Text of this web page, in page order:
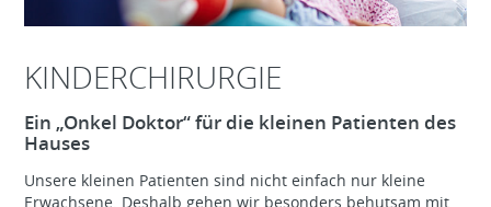
KINDERCHIRURGIE
Ein „Onkel Doktor“ für die kleinen Patienten des
Hauses
Unsere kleinen Patienten sind nicht einfach nur kleine
Erwachsene. Deshalb gehen wir besonders behutsam mit